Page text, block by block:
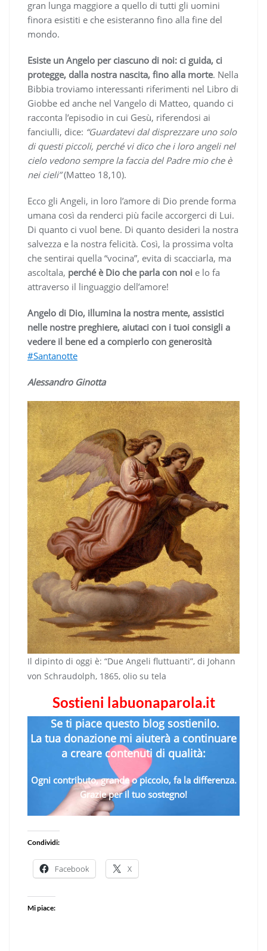
gran lunga maggiore a quello di tutti gli uomini
finora esistiti e che esisteranno fino alla fine del
mondo.
Esiste un Angelo per ciascuno di noi: ci guida, ci
protegge, dalla nostra nascita, fino alla morte. Nella
Bibbia troviamo interessanti riferimenti nel Libro di
Giobbe ed anche nel Vangelo di Matteo, quando ci
racconta l’episodio in cui Gesù, riferendosi ai
fanciulli, dice: “Guardatevi dal disprezzare uno solo
di questi piccoli, perché vi dico che i loro angeli nel
cielo vedono sempre la faccia del Padre mio che è
nei cieli”(Matteo 18,10).
Ecco gli Angeli, in loro l’amore di Dio prende forma
umana così da renderci più facile accorgerci di Lui.
Di quanto ci vuol bene. Di quanto desideri la nostra
salvezza e la nostra felicità. Così, la prossima volta
che sentirai quella “vocina”, evita di scacciarla, ma
ascoltala, perché è Dio che parla con noi e lo fa
attraverso il linguaggio dell’amore!
Angelo di Dio, illumina la nostra mente, assistici
nelle nostre preghiere, aiutaci con i tuoi consigli a
vedere il bene ed a compierlo con generosità
#Santanotte
Alessandro Ginotta
Il dipinto di oggi è: “Due Angeli fluttuanti”, di Johann
von Schraudolph, 1865, olio su tela
Sostieni labuonaparola.it
Se ti piace questo blog sostienilo.
La tua donazione mi aiuterà a continuare
a creare contenuti di qualità:
Ogni contributo, grande o piccolo, fa la differenza.
Grazie per il tuo sostegno!
Condividi:
Facebook X
Mi piace: